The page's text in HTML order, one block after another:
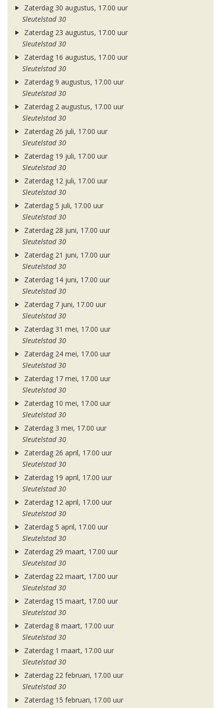
Zaterdag 30 augustus, 17.00 uur
Sleutelstad 30
Zaterdag 23 augustus, 17.00 uur
Sleutelstad 30
Zaterdag 16 augustus, 17.00 uur
Sleutelstad 30
Zaterdag 9 augustus, 17.00 uur
Sleutelstad 30
Zaterdag 2 augustus, 17.00 uur
Sleutelstad 30
Zaterdag 26 juli, 17.00 uur
Sleutelstad 30
Zaterdag 19 juli, 17.00 uur
Sleutelstad 30
Zaterdag 12 juli, 17.00 uur
Sleutelstad 30
Zaterdag 5 juli, 17.00 uur
Sleutelstad 30
Zaterdag 28 juni, 17.00 uur
Sleutelstad 30
Zaterdag 21 juni, 17.00 uur
Sleutelstad 30
Zaterdag 14 juni, 17.00 uur
Sleutelstad 30
Zaterdag 7 juni, 17.00 uur
Sleutelstad 30
Zaterdag 31 mei, 17.00 uur
Sleutelstad 30
Zaterdag 24 mei, 17.00 uur
Sleutelstad 30
Zaterdag 17 mei, 17.00 uur
Sleutelstad 30
Zaterdag 10 mei, 17.00 uur
Sleutelstad 30
Zaterdag 3 mei, 17.00 uur
Sleutelstad 30
Zaterdag 26 april, 17.00 uur
Sleutelstad 30
Zaterdag 19 april, 17.00 uur
Sleutelstad 30
Zaterdag 12 april, 17.00 uur
Sleutelstad 30
Zaterdag 5 april, 17.00 uur
Sleutelstad 30
Zaterdag 29 maart, 17.00 uur
Sleutelstad 30
Zaterdag 22 maart, 17.00 uur
Sleutelstad 30
Zaterdag 15 maart, 17.00 uur
Sleutelstad 30
Zaterdag 8 maart, 17.00 uur
Sleutelstad 30
Zaterdag 1 maart, 17.00 uur
Sleutelstad 30
Zaterdag 22 februari, 17.00 uur
Sleutelstad 30
Zaterdag 15 februari, 17.00 uur